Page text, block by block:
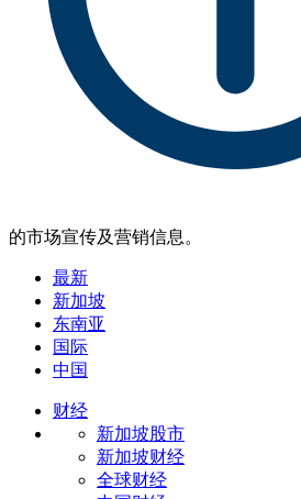
的市场宣传及营销信息。
最新
新加坡
东南亚
国际
中国
财经
新加坡股市
新加坡财经
全球财经